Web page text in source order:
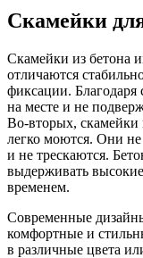
Скамейки
Скамейки из бетона
отличаются
фиксации. Благодаря
на месте и не
Во-вторых, скамейки
легко моются. Они
и не трескаются.
выдерживать
временем.
Современные
комфортные и
в различные цвета